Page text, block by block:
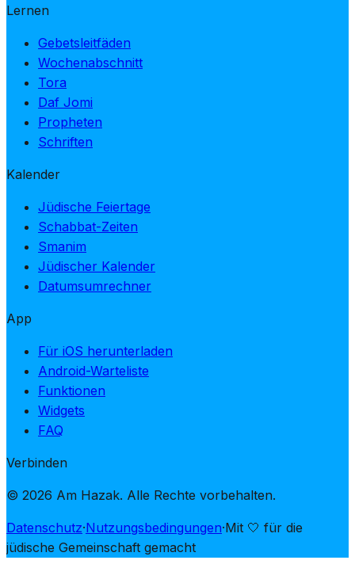
Lernen
Gebetsleitfäden
Wochenabschnitt
Tora
Daf Jomi
Propheten
Schriften
Kalender
Jüdische Feiertage
Schabbat-Zeiten
Smanim
Jüdischer Kalender
Datumsumrechner
App
Für iOS herunterladen
Android-Warteliste
Funktionen
Widgets
FAQ
Verbinden
© 2026 Am Hazak. Alle Rechte vorbehalten.
Datenschutz·Nutzungsbedingungen·Mit 🤍 für die
jüdische Gemeinschaft gemacht